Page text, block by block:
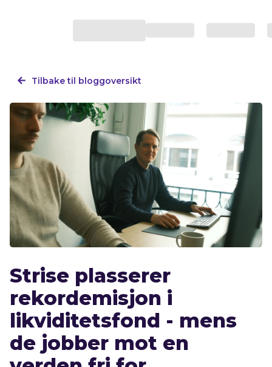
Tilbake til bloggoversikt
Strise plasserer
rekordemisjon i
likviditetsfond - mens
de jobber mot en